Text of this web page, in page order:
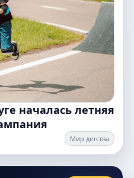
началась летняя
Мир детства